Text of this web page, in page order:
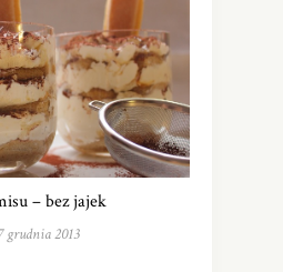
– bez jajek
grudnia 2013